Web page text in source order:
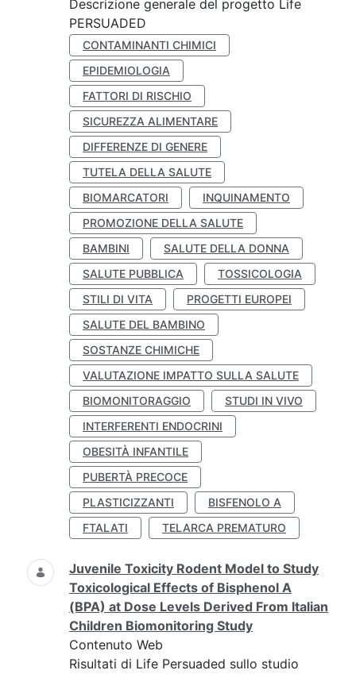
Descrizione generale del progetto Life
PERSUADED
CONTAMINANTI CHIMICI
EPIDEMIOLOGIA
FATTORI DI RISCHIO
SICUREZZA ALIMENTARE
DIFFERENZE DI GENERE
TUTELA DELLA SALUTE
BIOMARCATORI
INQUINAMENTO
PROMOZIONE DELLA SALUTE
BAMBINI
SALUTE DELLA DONNA
SALUTE PUBBLICA
TOSSICOLOGIA
STILI DI VITA
PROGETTI EUROPEI
SALUTE DEL BAMBINO
SOSTANZE CHIMICHE
VALUTAZIONE IMPATTO SULLA SALUTE
BIOMONITORAGGIO
STUDI IN VIVO
INTERFERENTI ENDOCRINI
OBESITÀ INFANTILE
PUBERTÀ PRECOCE
PLASTICIZZANTI
BISFENOLO A
FTALATI
TELARCA PREMATURO
Juvenile Toxicity Rodent Model to Study
Toxicological Effects of Bisphenol A
(BPA) at Dose Levels Derived From Italian
Children Biomonitoring Study
Contenuto Web
Risultati di Life Persuaded sullo studio